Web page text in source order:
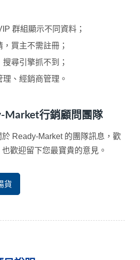
群組顯示不同資料；
買主不需註冊；
尋引擎抓不到；
、經銷商管理。
Market行銷顧問團隊
Ready-Market 的團隊訊息，歡
歡迎留下您最寶貴的意見。
貨